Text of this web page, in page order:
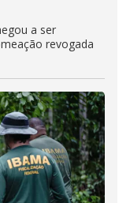
a ser
revogada